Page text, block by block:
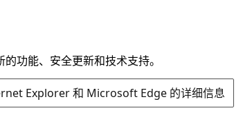
功能、安全更新和技术支持。
Explorer 和 Microsoft Edge 的详细信息